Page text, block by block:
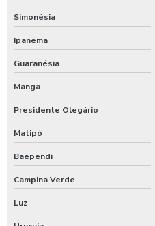
Simonésia
Ipanema
Guaranésia
Manga
Presidente Olegário
Matipó
Baependi
Campina Verde
Luz